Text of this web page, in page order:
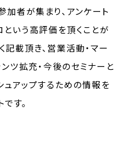
者が集まり、アンケート
いう高評価を頂くことが
載頂き、営業活動・マー
ツ拡充・今後のセミナーと
ュアップするための情報を
す。